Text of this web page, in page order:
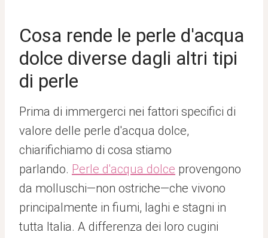
Cosa rende le perle d'acqua
dolce diverse dagli altri tipi
di perle
Prima di immergerci nei fattori specifici di
valore delle perle d'acqua dolce,
chiarifichiamo di cosa stiamo
parlando. Perle d'acqua dolce provengono
da molluschi—non ostriche—che vivono
principalmente in fiumi, laghi e stagni in
tutta Italia. A differenza dei loro cugini